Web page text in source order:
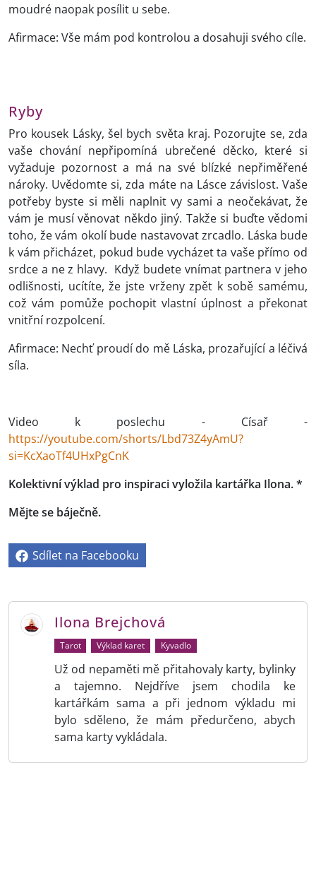
moudré naopak posílit u sebe.
Afirmace: Vše mám pod kontrolou a dosahuji svého cíle.
Ryby
Pro kousek Lásky, šel bych světa kraj. Pozorujte se, zda
vaše chování nepřipomíná ubrečené děcko, které si
vyžaduje pozornost a má na své blízké nepřiměřené
nároky. Uvědomte si, zda máte na Lásce závislost. Vaše
potřeby byste si měli naplnit vy sami a neočekávat, že
vám je musí věnovat někdo jiný. Takže si buďte vědomi
toho, že vám okolí bude nastavovat zrcadlo. Láska bude
k vám přicházet, pokud bude vycházet ta vaše přímo od
srdce a ne z hlavy. Když budete vnímat partnera v jeho
odlišnosti, ucítíte, že jste vrženy zpět k sobě samému,
což vám pomůže pochopit vlastní úplnost a překonat
vnitřní rozpolcení.
Afirmace: Nechť proudí do mě Láska, prozařující a léčivá
síla.
Video k poslechu - Císař -
https://youtube.com/shorts/Lbd73Z4yAmU?
si=KcXaoTf4UHxPgCnK
Kolektivní výklad pro inspiraci vyložila kartářka Ilona. *
Mějte se báječně.
Sdílet na Facebooku
Ilona Brejchová
Tarot Výklad karet Kyvadlo
Už od nepaměti mě přitahovaly karty, bylinky
a tajemno. Nejdříve jsem chodila ke
kartářkám sama a při jednom výkladu mi
bylo sděleno, že mám předurčeno, abych
sama karty vykládala.